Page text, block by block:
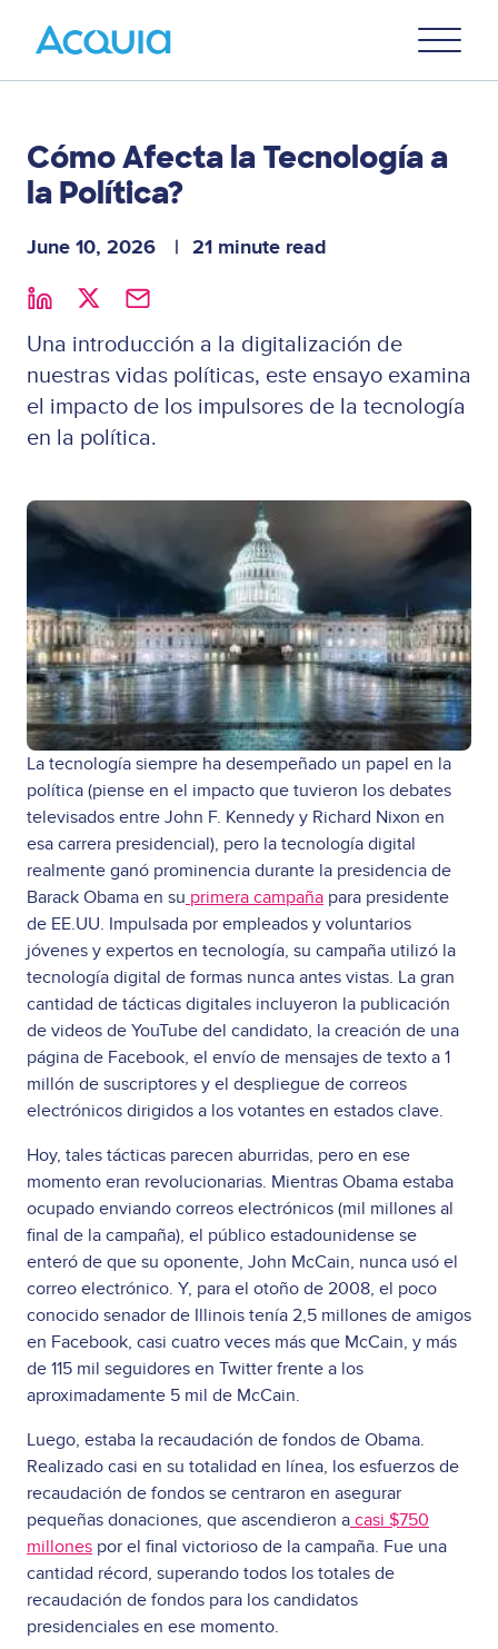
Menu
Cómo Afecta la Tecnología a
la Política?
June 10, 2026 21 minute read
Una introducción a la digitalización de
nuestras vidas políticas, este ensayo examina
el impacto de los impulsores de la tecnología
en la política.
La tecnología siempre ha desempeñado un papel en la
política (piense en el impacto que tuvieron los debates
televisados entre John F. Kennedy y Richard Nixon en
esa carrera presidencial), pero la tecnología digital
realmente ganó prominencia durante la presidencia de
Barack Obama en su primera campaña para presidente
de EE.UU. Impulsada por empleados y voluntarios
jóvenes y expertos en tecnología, su campaña utilizó la
tecnología digital de formas nunca antes vistas. La gran
cantidad de tácticas digitales incluyeron la publicación
de videos de YouTube del candidato, la creación de una
página de Facebook, el envío de mensajes de texto a 1
millón de suscriptores y el despliegue de correos
electrónicos dirigidos a los votantes en estados clave.
Hoy, tales tácticas parecen aburridas, pero en ese
momento eran revolucionarias. Mientras Obama estaba
ocupado enviando correos electrónicos (mil millones al
final de la campaña), el público estadounidense se
enteró de que su oponente, John McCain, nunca usó el
correo electrónico. Y, para el otoño de 2008, el poco
conocido senador de Illinois tenía 2,5 millones de amigos
en Facebook, casi cuatro veces más que McCain, y más
de 115 mil seguidores en Twitter frente a los
aproximadamente 5 mil de McCain.
Luego, estaba la recaudación de fondos de Obama.
Realizado casi en su totalidad en línea, los esfuerzos de
recaudación de fondos se centraron en asegurar
pequeñas donaciones, que ascendieron a casi $750
millones por el final victorioso de la campaña. Fue una
cantidad récord, superando todos los totales de
recaudación de fondos para los candidatos
presidenciales en ese momento.